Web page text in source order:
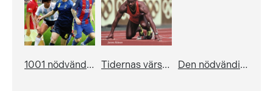
1001 nödvändiga fakta för fotbollsnördar Tidernas värsta idrottsskandaler Den nödvändiga boken med allt du vill och inte vill veta om fotboll